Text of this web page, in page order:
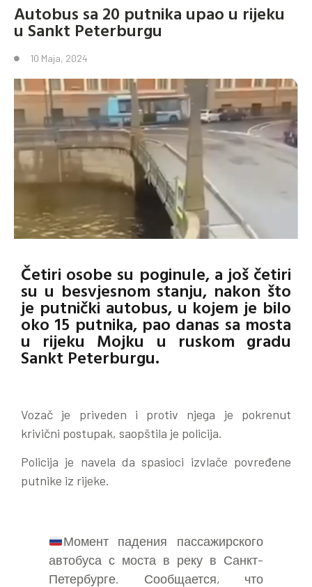
Autobus sa 20 putnika upao u rijeku
u Sankt Peterburgu
10 Maja, 2024
Četiri osobe su poginule, a još četiri
su u besvjesnom stanju, nakon što
je putnički autobus, u kojem je bilo
oko 15 putnika, pao danas sa mosta
u rijeku Mojku u ruskom gradu
Sankt Peterburgu.
Vozač je priveden i protiv njega je pokrenut
krivični postupak, saopštila je policija.
Policija je navela da spasioci izvlače povređene
putnike iz rijeke.
Момент падения пассажирского
автобуса с моста в реку в Санкт-
Петербурге. Сообщается, что